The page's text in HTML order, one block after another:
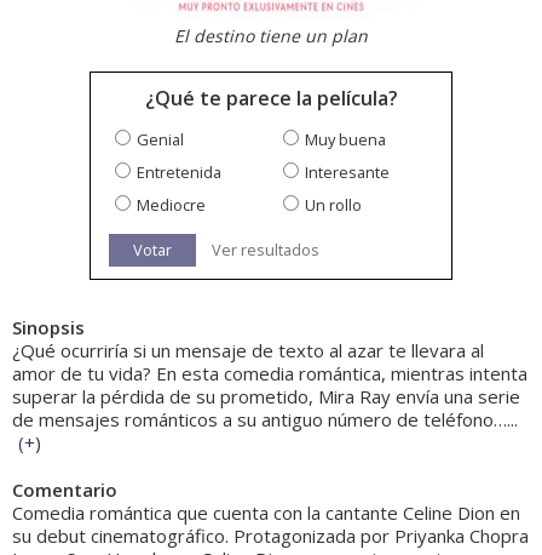
El destino tiene un plan
¿Qué te parece la película?
Genial
Muy buena
Entretenida
Interesante
Mediocre
Un rollo
Votar Ver resultados
Sinopsis
¿Qué ocurriría si un mensaje de texto al azar te llevara al
amor de tu vida? En esta comedia romántica, mientras intenta
superar la pérdida de su prometido, Mira Ray envía una serie
de mensajes románticos a su antiguo número de teléfono…...
(+)
Comentario
Comedia romántica que cuenta con la cantante Celine Dion en
su debut cinematográfico. Protagonizada por Priyanka Chopra